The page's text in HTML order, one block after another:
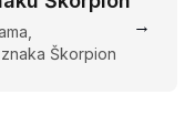
Škorpion
→